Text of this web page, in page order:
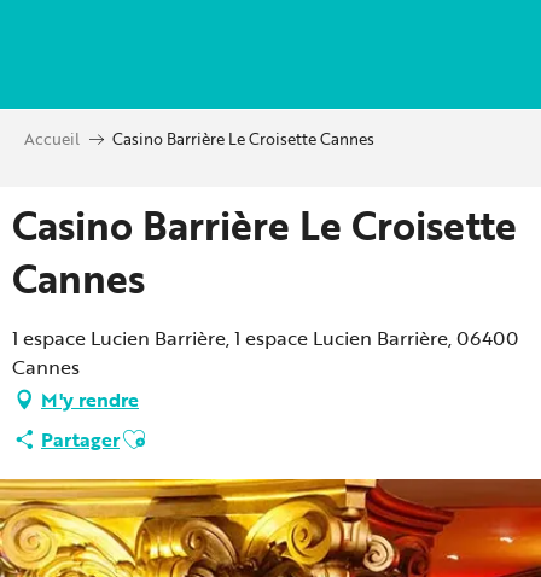
principal
Accueil Casino Barrière Le Croisette Cannes
Casino Barrière Le Croisette
Cannes
1 espace Lucien Barrière, 1 espace Lucien Barrière, 06400
Cannes
M'y rendre
PartagerAjouter aux favoris